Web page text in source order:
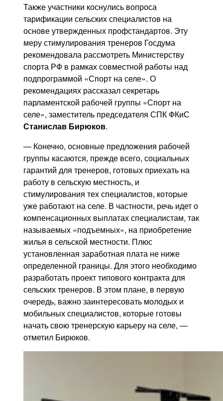
Также участники коснулись вопроса
тарификации сельских специалистов на
основе утвержденных профстандартов. Эту
меру стимулирования тренеров Госдума
рекомендовала рассмотреть Министерству
спорта РФ в рамках совместной работы над
подпрограммой «Спорт на селе». О
рекомендациях рассказал секретарь
парламентской рабочей группы «Спорт на
селе», заместитель председателя СПК ФКиС
Станислав Бирюков.
— Конечно, основные предложения рабочей
группы касаются, прежде всего, социальных
гарантий для тренеров, готовых приехать на
работу в сельскую местность, и
стимулирования тех специалистов, которые
уже работают на селе. В частности, речь идет о
компенсационных выплатах специалистам, так
называемых «подъемных», на приобретение
жилья в сельской местности. Плюс
установленная заработная плата не ниже
определенной границы. Для этого необходимо
разработать проект типового контракта для
сельских тренеров. В этом плане, в первую
очередь, важно заинтересовать молодых и
мобильных специалистов, которые готовы
начать свою тренерскую карьеру на селе, —
отметил Бирюков.